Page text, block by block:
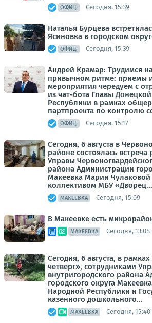
ОФИЦ. Сегодня, 15:39
Наталья Бурцева
Ясиновка в городском
ОФИЦ. Сегодня, 15:39
Андрей Крамар: Трудимся
привычном ритме: приемы
мероприятия чередуем с
из чат-бота Главы
Республики в рамках
партпроекта по контролю
ОФИЦ. Сегодня, 15:17
Сегодня, 6 августа в
районе состоялась встреча
Управы
района Администрации
Макеевка Марии
коллективом МБУ «Дворец...
МАКЕЕВКА Сегодня, 15:09
В Макеевке есть
МАКЕЕВКА Сегодня, 13:08
Сегодня, 6 августа, в
четверг», сотрудниками
внутригородского района
городского округа
Народной Республики и
казенного дошкольного...
МАКЕЕВКА Сегодня, 15:40